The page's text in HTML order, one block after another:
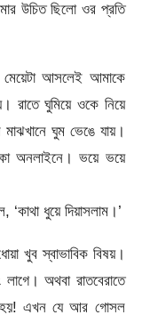
উচিত ছিলো ওর প্রতি
মেয়েটা আসলেই আমাকে
রাতে ঘুমিয়ে ওকে নিয়ে
মাঝখানে ঘুম ভেঙে যায়।
অনলাইনে। ভয়ে ভয়ে
ধুয়ে দিয়াসলাম।’
খুব স্বাভাবিক বিষয়।
অথবা রাতবেরাতে
হয়! এখন যে আর গোসল